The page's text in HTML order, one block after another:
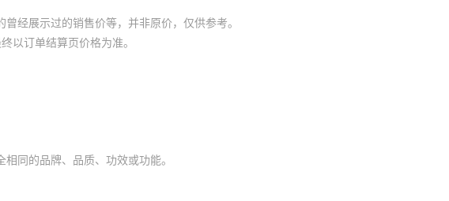
经展示过的销售价等，并非原价，仅供参考。
以订单结算页价格为准。
同的品牌、品质、功效或功能。